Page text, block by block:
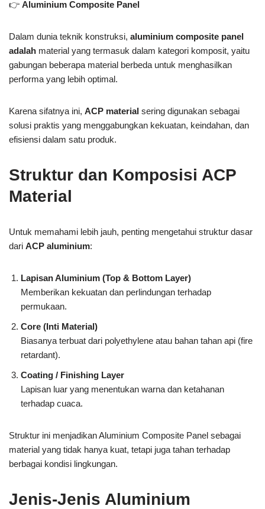
👉 Aluminium Composite Panel
Dalam dunia teknik konstruksi, aluminium composite panel
adalah material yang termasuk dalam kategori komposit, yaitu
gabungan beberapa material berbeda untuk menghasilkan
performa yang lebih optimal.
Karena sifatnya ini, ACP material sering digunakan sebagai
solusi praktis yang menggabungkan kekuatan, keindahan, dan
efisiensi dalam satu produk.
Struktur dan Komposisi ACP
Material
Untuk memahami lebih jauh, penting mengetahui struktur dasar
dari ACP aluminium:
Lapisan Aluminium (Top & Bottom Layer)
Memberikan kekuatan dan perlindungan terhadap
permukaan.
Core (Inti Material)
Biasanya terbuat dari polyethylene atau bahan tahan api (fire
retardant).
Coating / Finishing Layer
Lapisan luar yang menentukan warna dan ketahanan
terhadap cuaca.
Struktur ini menjadikan Aluminium Composite Panel sebagai
material yang tidak hanya kuat, tetapi juga tahan terhadap
berbagai kondisi lingkungan.
Jenis-Jenis Aluminium